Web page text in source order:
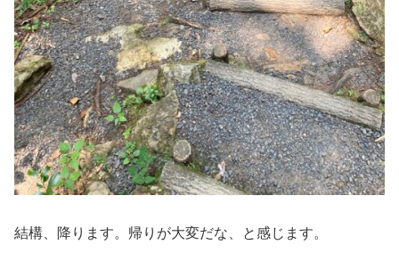
結構、降ります。帰りが大変だな、と感じます。